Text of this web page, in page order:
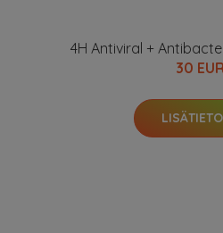
4H Antiviral +
30